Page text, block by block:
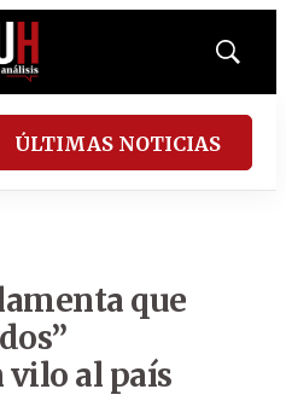
Mostrar
ÚLTIMAS NOTICIAS
que
al país